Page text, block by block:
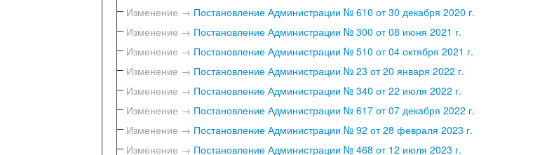
Изменение → Постановление Администрации № 610 от 30 декабря 2020 г.
Изменение → Постановление Администрации № 300 от 08 июня 2021 г.
Изменение → Постановление Администрации № 510 от 04 октября 2021 г.
Изменение → Постановление Администрации № 23 от 20 января 2022 г.
Изменение → Постановление Администрации № 340 от 22 июля 2022 г.
Изменение → Постановление Администрации № 617 от 07 декабря 2022 г.
Изменение → Постановление Администрации № 92 от 28 февраля 2023 г.
Изменение → Постановление Администрации № 468 от 12 июля 2023 г.